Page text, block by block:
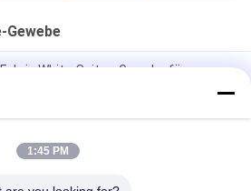
Gewebe
White-Spitze-Gewebe für
Metallic Sequin Embroidery
Stickerei-metallisches Spitze-
1:45 PM